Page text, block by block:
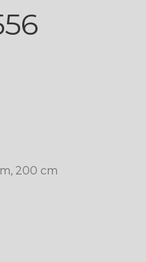
200 cm